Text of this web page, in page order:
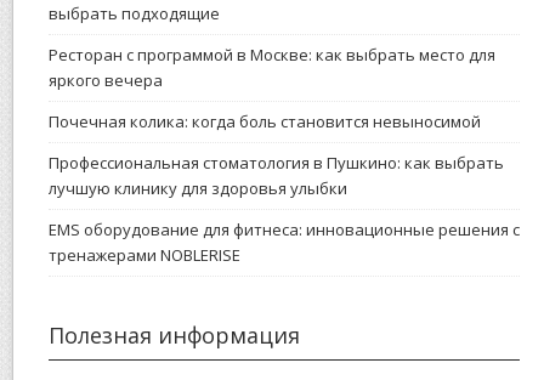
выбрать подходящие
Ресторан с программой в Москве: как выбрать место для
яркого вечера
Почечная колика: когда боль становится невыносимой
Профессиональная стоматология в Пушкино: как выбрать
лучшую клинику для здоровья улыбки
EMS оборудование для фитнеса: инновационные решения с
тренажерами NOBLERISE
Полезная информация